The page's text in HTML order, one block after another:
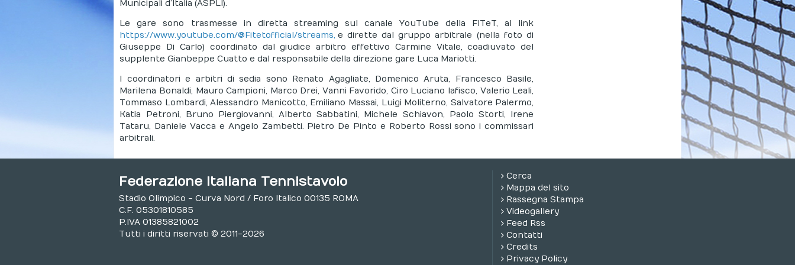
Municipali d’Italia (ASPLI).
Le gare sono trasmesse in diretta streaming sul canale YouTube della FITeT, al link
https://www.youtube.com/@Fitetofficial/streams, e dirette dal gruppo arbitrale (nella foto di
Giuseppe Di Carlo) coordinato dal giudice arbitro effettivo Carmine Vitale, coadiuvato del
supplente Gianbeppe Cuatto e dal responsabile della direzione gare Luca Mariotti.
I coordinatori e arbitri di sedia sono Renato Agagliate, Domenico Aruta, Francesco Basile,
Marilena Bonaldi, Mauro Campioni, Marco Drei, Vanni Favorido, Ciro Luciano Iafisco, Valerio Leali,
Tommaso Lombardi, Alessandro Manicotto, Emiliano Massai, Luigi Moliterno, Salvatore Palermo,
Katia Petroni, Bruno Piergiovanni, Alberto Sabbatini, Michele Schiavon, Paolo Storti, Irene
Tataru, Daniele Vacca e Angelo Zambetti. Pietro De Pinto e Roberto Rossi sono i commissari
arbitrali.
Federazione Italiana Tennistavolo
Stadio Olimpico - Curva Nord / Foro Italico 00135 ROMA
C.F. 05301810585
P.IVA 01385821002
Tutti i diritti riservati © 2011-2026
Cerca
Mappa del sito
Rassegna Stampa
Videogallery
Feed Rss
Contatti
Credits
Privacy Policy